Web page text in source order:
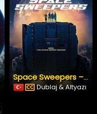
Space Sweepers – Uzay Süpürücüleri
Dublaj & Altyazı